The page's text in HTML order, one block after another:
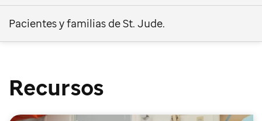
Pacientes y familias de St. Jude.
Recursos